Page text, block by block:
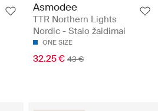
Asmodee
TTR Northern Lights
Nordic - Stalo žaidimai
ONE SIZE
32.25 € 43 €